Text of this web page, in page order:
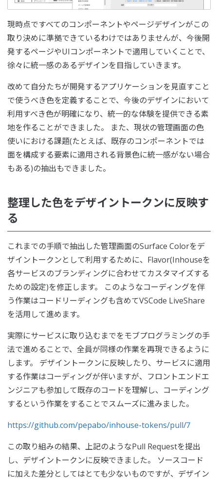
現時点ですべてのコンポーネントやページデザインがこの
取り決めに準拠できているわけではありませんが、今後開
発するページやUIコンポーネントで適用していくことで、
徐々に統一感のあるデザインを目指していきます。
改めて自分たちが開発するアプリケーションを見直すこと
で使うべき色を定義することで、今後のデザインにおいて
利用すべき色が明確になり、統一的な体験を提供できる素
地を作ることができました。 また、現状の管理画面の色
使いにおける課題(たとえば、既存のコンポーネントでは
面を構成する要素に適用される背景色に統一感がない場合
もある)の抽出もできました。
整理した色をデザイントークンに反映す
る
これまでの手順で抽出した管理画面のSurface Colorをデ
ザイントークンとして利用するために、Flavor(Inhouseを
各サービスのブランディングに合わせてカスタマイズする
ための設定)を修正します。 このようなコーディングを伴
う作業はコードリーディングも含めてVSCode LiveShare
を活用して進めます。
実際にサービスに取り込むまでをモブプログラミングの手
法で進めることで、全員が同様の作業を再現できるように
します。 デザイントークンに反映したり、サービスに適用
する作業はコーディングが伴いますが、フロントエンドエ
ンジニアも参加して既存のコードを理解し、コーディング
するという作業をすることでスムーズに進みました。
https://github.com/pepabo/inhouse-tokens/pull/7
この取り組みの結果、上記のようなPull Requestを提出
し、デザイントークンに反映できました。 ソースコード
に加えた差分としてはとても少ないものですが、デザイン